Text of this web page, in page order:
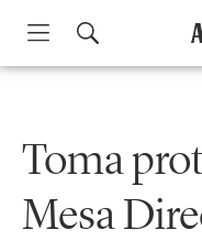
Skip
Toma
Mesa